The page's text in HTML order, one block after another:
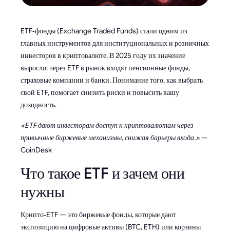
ETF‑фонды (Exchange Traded Funds) стали одним из
главных инструментов для институциональных и розничных
инвесторов в криптовалюте. В 2025 году их значение
выросло: через ETF в рынок входят пенсионные фонды,
страховые компании и банки. Понимание того, как выбрать
свой ETF, помогает снизить риски и повысить вашу
доходность.
«ETF дают инвесторам доступ к криптовалютам через
привычные биржевые механизмы, снижая барьеры входа.»—
CoinDesk
Что такое ETF и зачем они
нужны
Крипто‑ETF — это биржевые фонды, которые дают
экспозицию на цифровые активы (BTC, ETH) или корзины